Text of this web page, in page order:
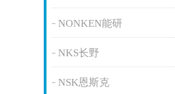
NONKEN能研
NKS长野
NSK恩斯克